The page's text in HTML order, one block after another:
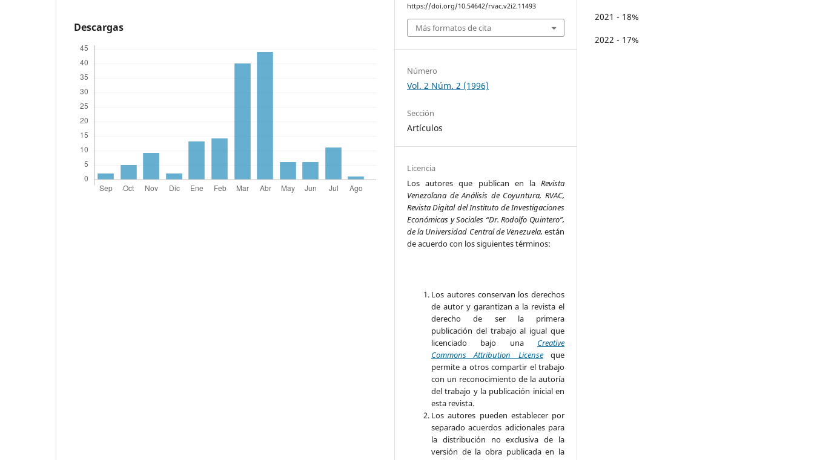
Descargas
https://doi.org/10.54642/rvac.v2i2.11493
Más formatos de cita
Número
Vol. 2 Núm. 2 (1996)
Sección
Artículos
Licencia
Los autores que publican en la Revista
Venezolana de Análisis de Coyuntura, RVAC,
Revista Digital del Instituto de Investigaciones
Económicas y Sociales “Dr. Rodolfo Quintero”,
de la Universidad Central de Venezuela, están
de acuerdo con los siguientes términos:
Los autores conservan los derechos
de autor y garantizan a la revista el
derecho de ser la primera
publicación del trabajo al igual que
licenciado bajo una Creative
Commons Attribution Licenseque
permite a otros compartir el trabajo
con un reconocimiento de la autoría
del trabajo y la publicación inicial en
esta revista.
Los autores pueden establecer por
separado acuerdos adicionales para
la distribución no exclusiva de la
versión de la obra publicada en la
2021 - 18%
2022 - 17%